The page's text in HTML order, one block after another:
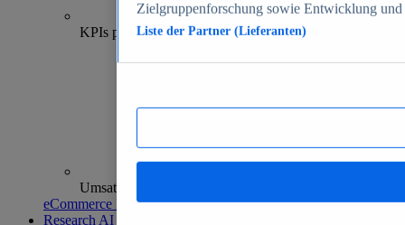
70+
KPIs pro Shop
Umsatzanalysen und -prognosen
eCommerce Insights entdecken
Research AI
Zielgruppenforschung sowie Entwicklung
Liste der Partner (Lieferanten)